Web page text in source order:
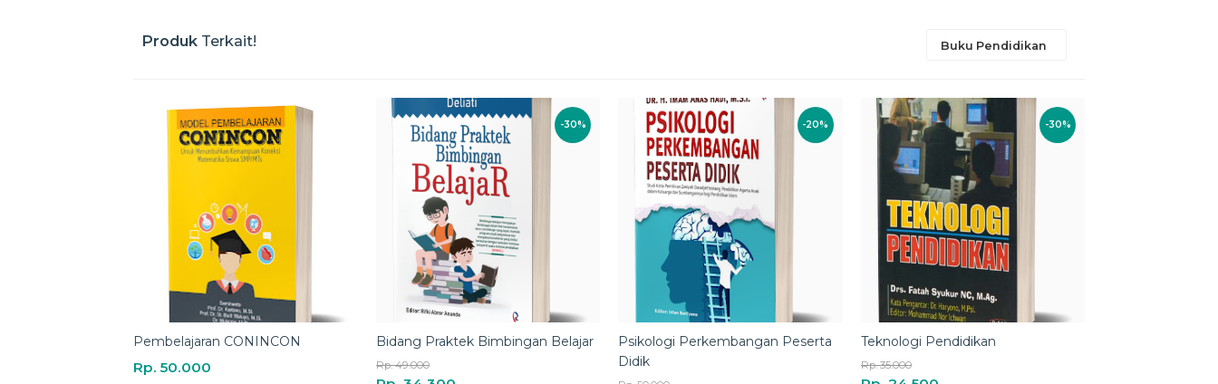
Produk Terkait! Buku Pendidikan